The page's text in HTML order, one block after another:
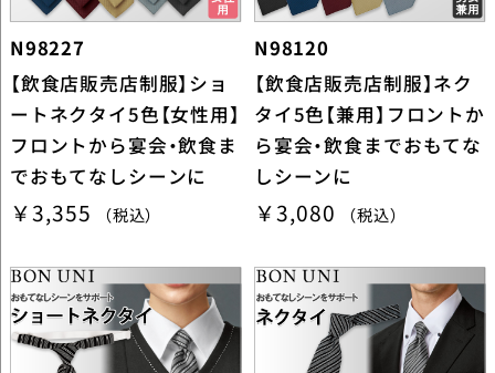
N98227
【飲食店販売店制服】ショ
ートネクタイ5色【女性用】
フロントから宴会・飲食ま
でおもてなしシーンに
￥3,355 （税込）
N98120
【飲食店販売店制服】ネク
タイ5色【兼用】フロントか
ら宴会・飲食までおもてな
しシーンに
￥3,080 （税込）